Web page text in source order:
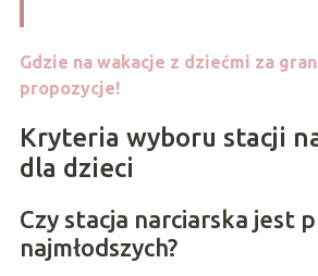
Gdzie na wakacje z dziećmi za
propozycje!
Kryteria wyboru stacji
dla dzieci
Czy stacja narciarska jest
najmłodszych?